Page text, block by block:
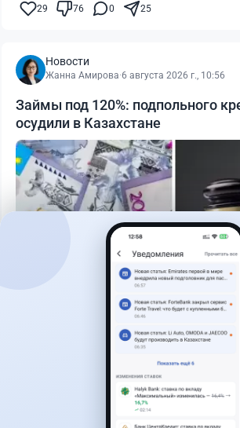
29 76 0 25
Новости
Жанна Амирова·6 августа 2026 г., 10:56
Займы под 120%: подпольного
осудили в Казахстане
0
5 августа 2026 г., 13:10